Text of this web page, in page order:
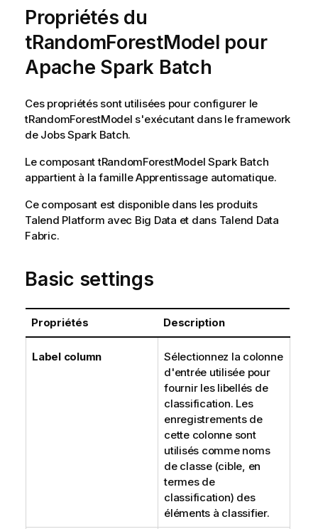
Propriétés du
tRandomForestModel pour
Apache Spark Batch
Ces propriétés sont utilisées pour configurer le
tRandomForestModel s'exécutant dans le framework
de JobsSpark Batch.
Le composanttRandomForestModel Spark Batch
appartient à la familleApprentissage automatique.
Ce composant est disponible dans les produits
Talend Platform avec Big Data et dans Talend Data
Fabric.
Basic settings
Propriétés Description
Label column
Sélectionnez la colonne
d'entrée utilisée pour
fournir les libellés de
classification. Les
enregistrements de
cette colonne sont
utilisés comme noms
de classe (cible, en
termes de
classification) des
éléments à classifier.